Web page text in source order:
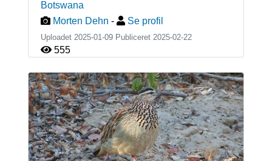
Botswana
Morten Dehn - Se profil
Uploadet 2025-01-09 Publiceret 2025-02-22
555